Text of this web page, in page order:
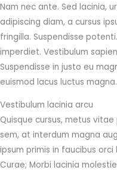
Nam nec ante. Sed lacinia,
adipiscing diam, a cursus
fringilla. Suspendisse
imperdiet. Vestibulum
Suspendisse in justo eu
euismod lacus luctus magna.
Vestibulum lacinia arcu
Quisque cursus, metus
sem, at interdum magna
ipsum primis in faucibus
Curae; Morbi lacinia